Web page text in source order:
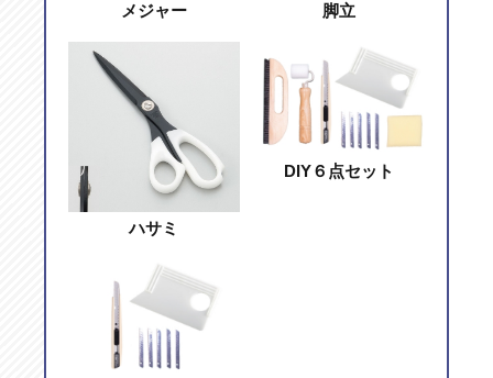
メジャー 脚立
ハサミ
DIY６点セット